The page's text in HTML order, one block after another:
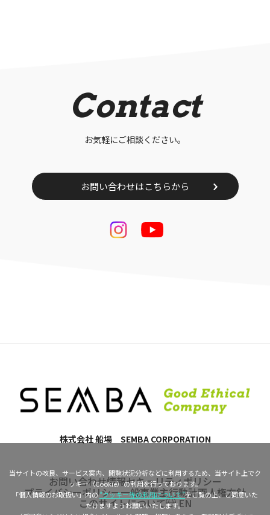
当サイトの改良、サービス案内、閲覧状況分析などに利用するため、当サイト上でク
ッキー（Cookie）の利用を行っております。
「個人情報のお取扱い」内の“クッキー等の利用について”をご覧の上、ご同意いた
だけますようお願いいたします。
Contact
お気軽にご相談ください。
お問い合わせはこちらから
株式会社 船場 SEMBA CORPORATION
お問い合わせ情報セキュリティポリシー
プライバシーポリシー一般事業主行動計画人権方針
このサイトについて EN